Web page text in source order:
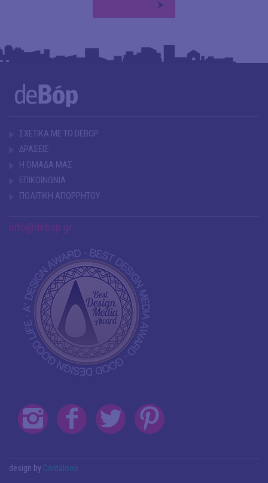
ΣΧΕΤΙΚΑ ΜΕ ΤΟ DEBOP
ΔΡΑΣΕΙΣ
Η ΟΜΑΔΑ ΜΑΣ
ΕΠΙΚΟΙΝΩΝΙΑ
ΠΟΛΙΤΙΚΗ ΑΠΟΡΡΗΤΟΥ
info@debop.gr
design by Cantaloop